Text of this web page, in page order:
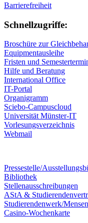
Barrierefreiheit
Schnellzugriffe:
Broschüre zur
Equipmentausleihe
Fristen und
Hilfe und Beratung
International Office
IT-Portal
Organigramm
Sciebo-Campuscloud
Universität Münster-IT
Vorlesungsverzeichnis
Webmail
Pressestelle/
Bibliothek
Stellenausschreibungen
AStA &
Studierendenwerk/Mensen
Casino-Wochenkarte